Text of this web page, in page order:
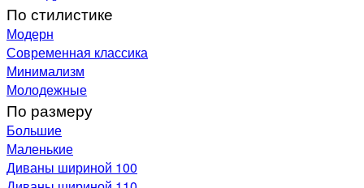
По стилистике
Модерн
Современная классика
Минимализм
Молодежные
По размеру
Большие
Маленькие
Диваны шириной 100